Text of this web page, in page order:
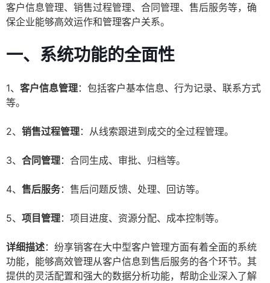
客户信息管理、销售过程管理、合同管理、售后服务等，确
保企业能够高效运作和管理客户关系。
一、系统功能的全面性
1、 客户信息管理：包括客户基本信息、行为记录、联系方式
等。
2、 销售过程管理：从线索跟进到成交的全过程管理。
3、 合同管理：合同生成、审批、归档等。
4、 售后服务：售后问题反馈、处理、回访等。
5、 项目管理：项目进度、资源分配、成本控制等。
详细描述：纷享销客在大中型客户管理方面有着全面的系统
功能，能够高效管理从客户信息到售后服务的各个环节。其
提供的灵活配置和强大的数据分析功能，帮助企业深入了解